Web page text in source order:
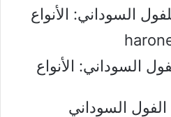
السوداني: الأنواع
الفول السوداني